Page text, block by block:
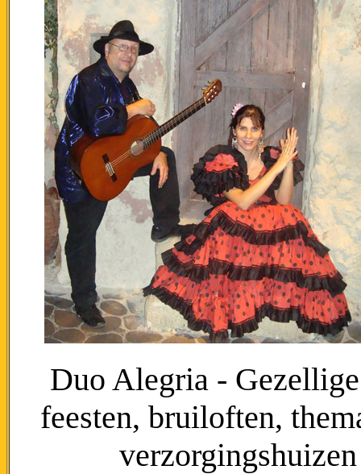
Duo Alegria -
feesten, bruiloften,